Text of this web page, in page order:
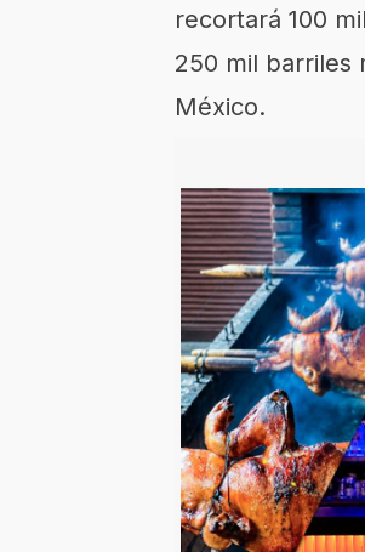
recortará 100
250 mil barriles
México.